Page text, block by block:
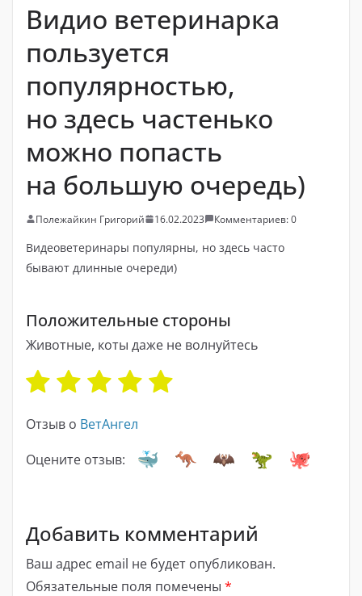
Видио ветеринарка
пользуется
популярностью,
но здесь частенько
можно попасть
на большую очередь)
Полежайкин Григорий 16.02.2023 Комментариев: 0
Видеоветеринары популярны, но здесь часто
бывают длинные очереди)
Положительные стороны
Животные, коты даже не волнуйтесь
Отзыв о ВетАнгел
Оцените отзыв:
Добавить комментарий
Ваш адрес email не будет опубликован.
Обязательные поля помечены *